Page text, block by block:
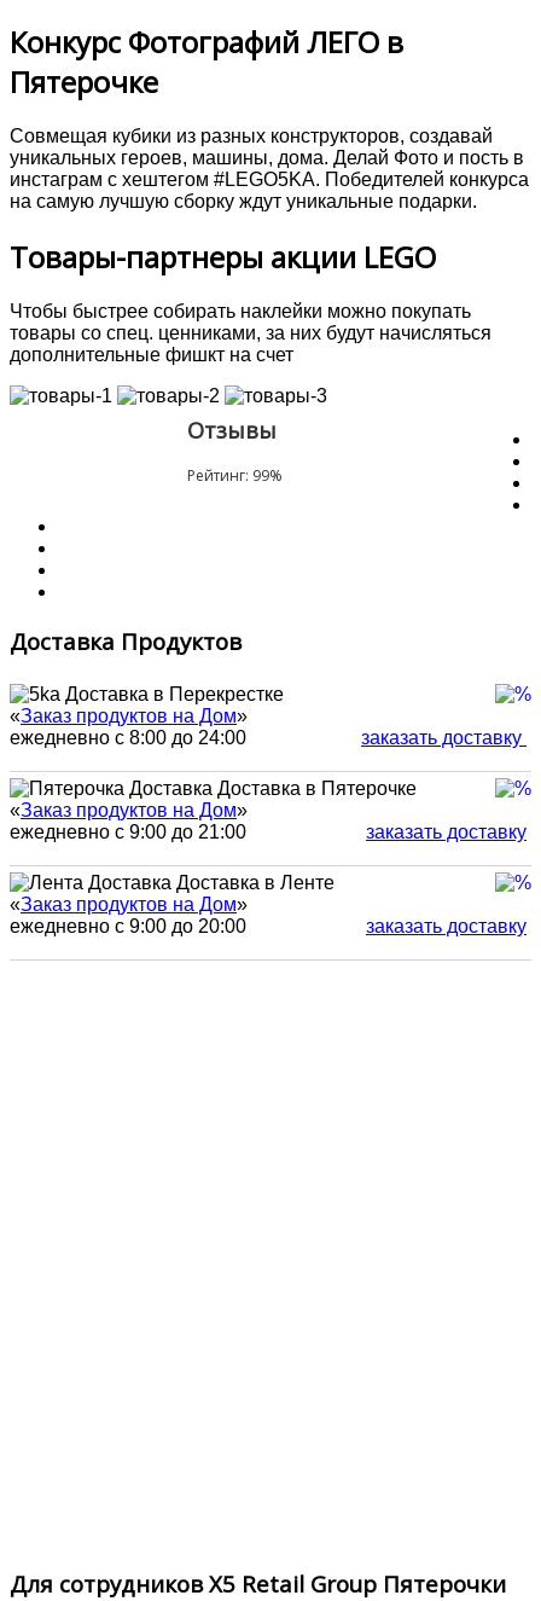
Конкурс Фотографий ЛЕГО в
Пятерочке
Совмещая кубики из разных конструкторов, создавай
уникальных героев, машины, дома. Делай Фото и пость в
инстаграм с хештегом #LEGO5KA. Победителей конкурса
на самую лучшую сборку ждут уникальные подарки.
Товары-партнеры акции LEGO
Чтобы быстрее собирать наклейки можно покупать
товары со спец. ценниками, за них будут начисляться
дополнительные фишкт на счет
Отзывы
Рейтинг: 99%
Доставка Продуктов
Доставка в Перекрестке
«Заказ продуктов на Дом»
ежедневно с 8:00 до 24:00
заказать доставку
Доставка в Пятерочке
«Заказ продуктов на Дом»
ежедневно с 9:00 до 21:00
заказать доставку
Доставка в Ленте
«Заказ продуктов на Дом»
ежедневно с 9:00 до 20:00
заказать доставку
Для сотрудников X5 Retail Group Пятерочки